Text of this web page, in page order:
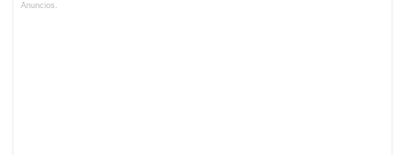
Anuncios.